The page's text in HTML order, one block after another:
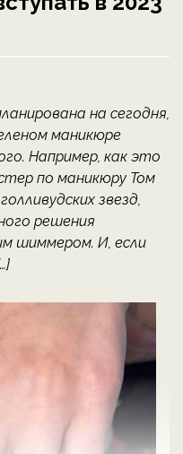
на сегодня,
маникюре
Например, как это
по маникюру Том
звезд,
решения
шиммером. И, если